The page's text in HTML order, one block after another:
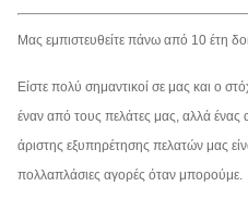
Μας εμπιστευθείτε πάνω από 10 έτη
Είστε πολύ σημαντικοί σε μας και ο
έναν από τους πελάτες μας, αλλά
άριστης εξυπηρέτησης πελατών μας
πολλαπλάσιες αγορές όταν μπορούμε.